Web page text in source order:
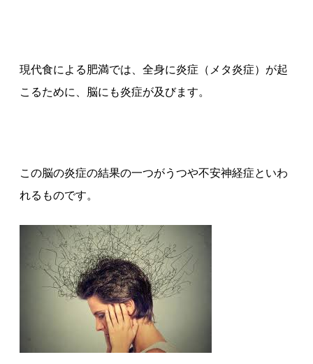
現代食による肥満では、全身に炎症（メタ炎症）が起
こるために、脳にも炎症が及びます。
この脳の炎症の結果の一つがうつや不安神経症といわ
れるものです。